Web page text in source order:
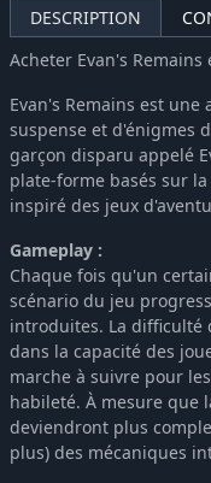
DESCRIPTION
Acheter Evan's
Evan's Remains est
suspense et d'énigmes
garçon disparu appelé
plate-forme basés sur
inspiré des jeux
Gameplay :
Chaque fois qu'un
scénario du jeu
introduites. La difficulté
dans la capacité des
marche à suivre pour
habileté. À mesure que
deviendront plus
plus) des mécaniques